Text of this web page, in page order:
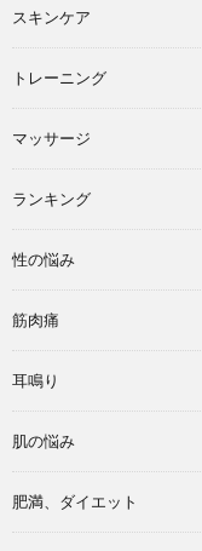
スキンケア
トレーニング
マッサージ
ランキング
性の悩み
筋肉痛
耳鳴り
肌の悩み
肥満、ダイエット